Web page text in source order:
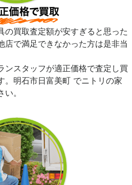
の買取査定額が安すぎると思った
店で満足できなかった方は是非当
ンスタッフが適正価格で査定し買
。明石市日富美町 でニトリの家
。